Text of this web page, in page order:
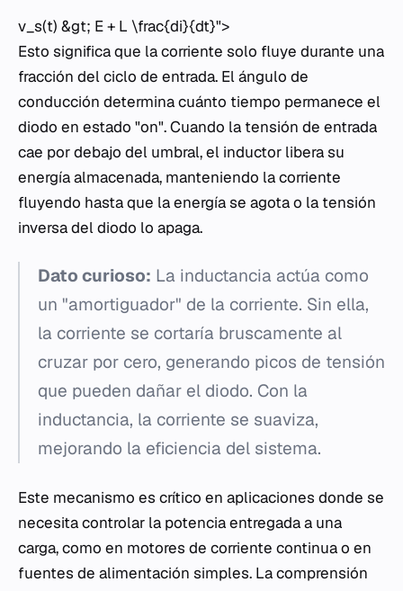
v_s(t) &gt; E + L \frac{di}{dt}">
Esto significa que la corriente solo fluye durante una
fracción del ciclo de entrada. El ángulo de
conducción determina cuánto tiempo permanece el
diodo en estado "on". Cuando la tensión de entrada
cae por debajo del umbral, el inductor libera su
energía almacenada, manteniendo la corriente
fluyendo hasta que la energía se agota o la tensión
inversa del diodo lo apaga.
Dato curioso: La inductancia actúa como
un "amortiguador" de la corriente. Sin ella,
la corriente se cortaría bruscamente al
cruzar por cero, generando picos de tensión
que pueden dañar el diodo. Con la
inductancia, la corriente se suaviza,
mejorando la eficiencia del sistema.
Este mecanismo es crítico en aplicaciones donde se
necesita controlar la potencia entregada a una
carga, como en motores de corriente continua o en
fuentes de alimentación simples. La comprensión